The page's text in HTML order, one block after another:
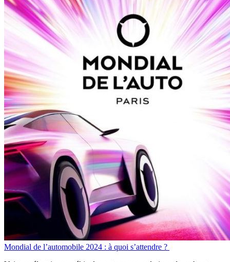
Mondial de l’automobile 2024 : à quoi s’attendre ?